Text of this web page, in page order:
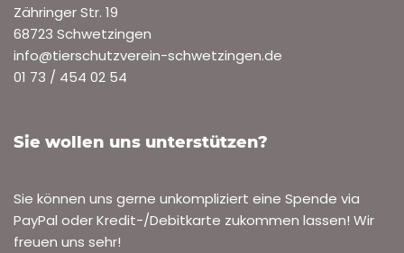
Zähringer Str. 19
68723 Schwetzingen
info@tierschutzverein-schwetzingen.de
01 73 / 454 02 54
Sie wollen uns unterstützen?
Sie können uns gerne unkompliziert eine Spende via
PayPal oder Kredit-/Debitkarte zukommen lassen! Wir
freuen uns sehr!